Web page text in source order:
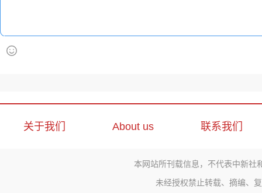
关于我们 About us 联系我们
本网站所刊载信息，不代表中新社
未经授权禁止转载、摘编、